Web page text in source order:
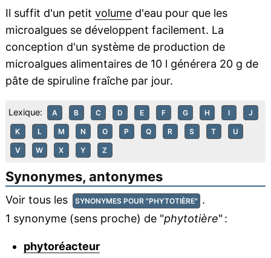
Il suffit d'un petit volumed'eau pour que les
microalgues se développent facilement. La
conception d'un système de production de
microalgues alimentaires de 10 l générera 20 g de
pâte de spiruline fraîche par jour.
Lexique: A B C D E F G H I J
K L M N O P Q R S T U
V W X Y Z
Synonymes, antonymes
Voir tous les SYNONYMES POUR "PHYTOTIÈRE" .
1 synonyme (sens proche) de "phytotière" :
phytoréacteur